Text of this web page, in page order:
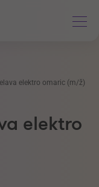
elektro omaric (m/ž)
elektro